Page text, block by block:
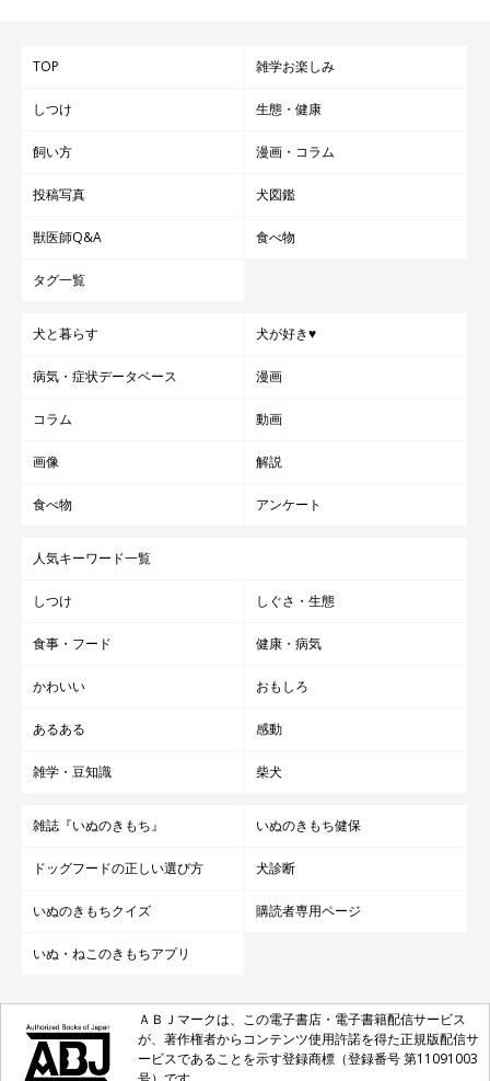
TOP 雑学お楽しみ
しつけ 生態・健康
飼い方 漫画・コラム
投稿写真 犬図鑑
獣医師Q&A 食べ物
タグ一覧
犬と暮らす 犬が好き♥
病気・症状データベース 漫画
コラム 動画
画像 解説
食べ物 アンケート
人気キーワード一覧
しつけ しぐさ・生態
食事・フード 健康・病気
かわいい おもしろ
あるある 感動
雑学・豆知識 柴犬
雑誌『いぬのきもち』 いぬのきもち健保
ドッグフードの正しい選び方 犬診断
いぬのきもちクイズ 購読者専用ページ
いぬ・ねこのきもちアプリ
ＡＢＪマークは、この電子書店・電子書籍配信サービス
が、著作権者からコンテンツ使用許諾を得た正規版配信サ
ービスであることを示す登録商標（登録番号 第11091003